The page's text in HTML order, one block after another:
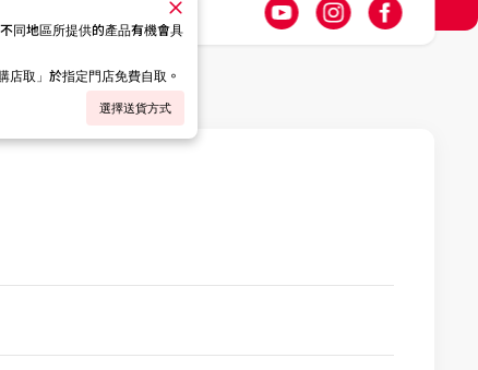
同地區所提供的產品有機會具
店取」於指定門店免費自取。
選擇送貨方式